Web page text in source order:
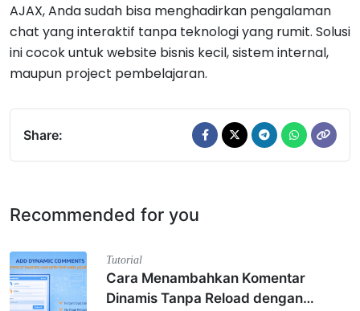
AJAX, Anda sudah bisa menghadirkan pengalaman
chat yang interaktif tanpa teknologi yang rumit. Solusi
ini cocok untuk website bisnis kecil, sistem internal,
maupun project pembelajaran.
Share:
Recommended for you
Tutorial
Cara Menambahkan Komentar
Dinamis Tanpa Reload dengan